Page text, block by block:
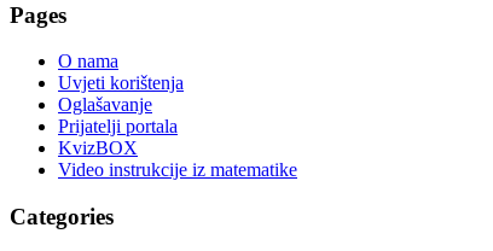
Pages
O nama
Uvjeti korištenja
Oglašavanje
Prijatelji portala
KvizBOX
Video instrukcije iz matematike
Categories